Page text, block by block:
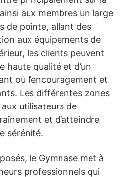
aux membres un large
de pointe, allant des
aux équipements de
les clients peuvent
haute qualité et d’un
où l’encouragement et
Les différentes zones
utilisateurs de
et d’atteindre
sérénité.
le Gymnase met à
professionnels qui